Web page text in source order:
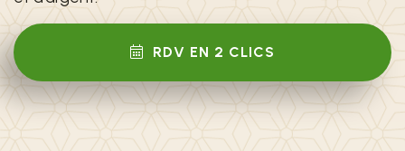
RDV EN 2 CLICS